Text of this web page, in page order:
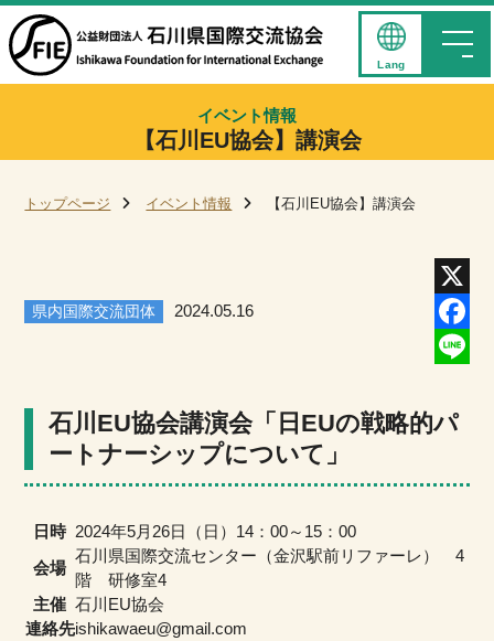
Lang
イベント情報
【石川EU協会】講演会
トップページ イベント情報 【石川EU協会】講演会
県内国際交流団体 2024.05.16
X
石川EU協会講演会「日EUの戦略的パ
ートナーシップについて」
日時 2024年5月26日（日）14：00～15：00
会場
石川県国際交流センター（金沢駅前リファーレ） 4
階 研修室4
主催 石川EU協会
連絡先ishikawaeu@gmail.com